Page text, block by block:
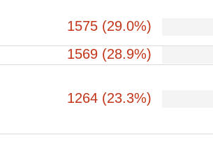
1575 (29.0%)
1569 (28.9%)
1264 (23.3%)